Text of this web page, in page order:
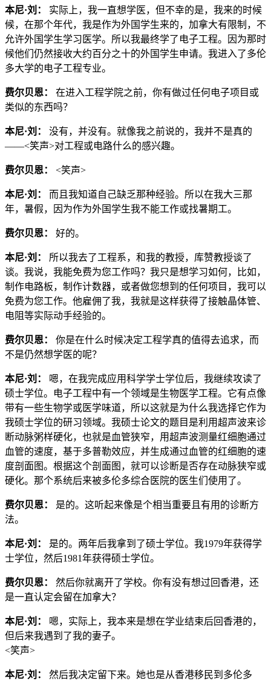
本尼·刘：
实际上，我一直想学医，但不幸的是，我来的时候
候，在那个年代，我是作为外国学生来的，加拿大有限制，不
允许外国学生学习医学。所以我最终学了电子工程。因为那时
候他们仍然接收大约百分之十的外国学生申请。我进入了多伦
多大学的电子工程专业。
费尔贝恩：
在进入工程学院之前，你有做过任何电子项目或
类似的东西吗？
本尼·刘：
没有，并没有。就像我之前说的，我并不是真的
——<笑声>对工程或电路什么的感兴趣。
费尔贝恩： <笑声>
本尼·刘：
而且我知道自己缺乏那种经验。所以在我大三那
年，暑假，因为作为外国学生我不能工作或找暑期工。
费尔贝恩： 好的。
本尼·刘：
所以我去了工程系，和我的教授，库赞教授谈了
谈。我说，我能免费为您工作吗？我只是想学习如何，比如，
制作电路板，制作计数器，或者做您想到的任何项目，我可以
免费为您工作。他雇佣了我，我就是这样获得了接触晶体管、
电阻等实际动手经验的。
费尔贝恩：
你是在什么时候决定工程学真的值得去追求，而
不是仍然想学医的呢？
本尼·刘：
嗯，在我完成应用科学学士学位后，我继续攻读了
硕士学位。电子工程中有一个领域是生物医学工程。它有点像
带有一些生物学或医学味道，所以这就是为什么我选择它作为
我硕士学位的研习领域。我硕士论文的题目是利用超声波来诊
断动脉粥样硬化，也就是血管狭窄，用超声波测量红细胞通过
血管的速度，基于多普勒效应，并生成通过血管的红细胞的速
度剖面图。根据这个剖面图，就可以诊断是否存在动脉狭窄或
硬化。那个系统后来被多伦多综合医院的医生们使用了。
费尔贝恩：
是的。这听起来像是个相当重要且有用的诊断方
法。
本尼·刘：
是的。两年后我拿到了硕士学位。我1979年获得学
士学位，然后1981年获得硕士学位。
费尔贝恩：
然后你就离开了学校。你有没有想过回香港，还
是一直认定会留在加拿大？
本尼·刘：
嗯，实际上，我本来是想在学业结束后回香港的，
但后来我遇到了我的妻子。
<笑声>
本尼·刘：
然后我决定留下来。她也是从香港移民到多伦多